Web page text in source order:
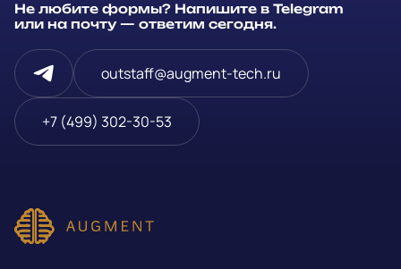
Не любите формы? Напишите в Telegram
или на почту — ответим сегодня.
outstaff@augment-tech.ru
+7 (499) 302-30-53
Компания
Телефон*
E-mail